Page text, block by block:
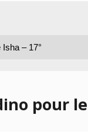
pour